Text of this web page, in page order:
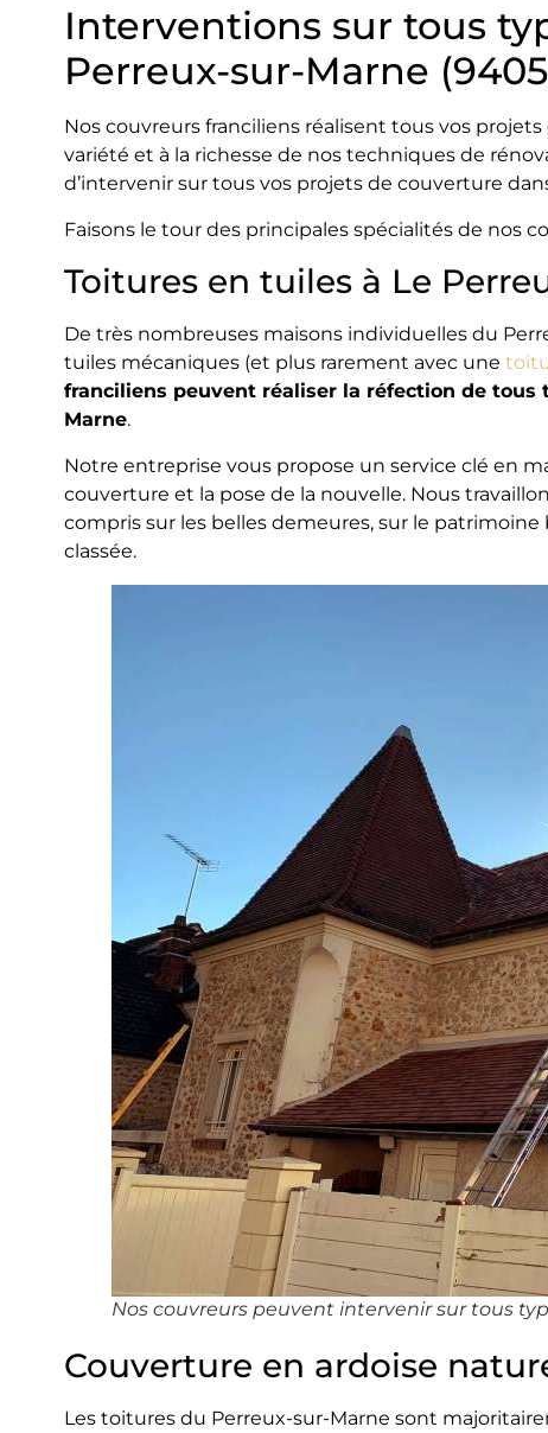
Interventions sur tous
Perreux-sur-Marne
Nos couvreurs franciliens réalisent tous vos
variété et à la richesse de nos techniques de
d’intervenir sur tous vos projets de couverture
Faisons le tour des principales spécialités de nos
Toitures en tuiles à Le
De très nombreuses maisons individuelles du
tuiles mécaniques (et plus rarement avec une
franciliens peuvent réaliser la réfection de
Marne.
Notre entreprise vous propose un service clé en
couverture et la pose de la nouvelle. Nous
compris sur les belles demeures, sur le
classée.
Nos couvreurs peuvent intervenir sur tous
Couverture en ardoise
Les toitures du Perreux-sur-Marne sont